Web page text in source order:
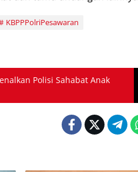
KBPPPolriPesawaran
Polisi Sahabat Anak